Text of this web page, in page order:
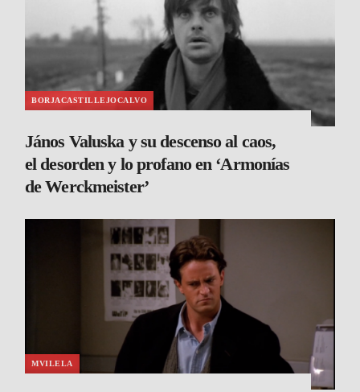
BORJACASTILLEJOCALVO
János Valuska y su descenso al caos,
el desorden y lo profano en ‘Armonías
de Werckmeister’
MVILELA